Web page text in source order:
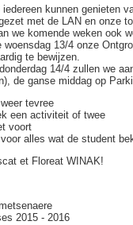
iedereen kunnen genieten
met de LAN en onze
we komende weken ook
woensdag 13/4 onze
te bewijzen.
14/4 zullen we
de ganse middag op
tevree
een activiteit of twee
voort
alles wat de student
et Floreat WINAK!
2015 - 2016